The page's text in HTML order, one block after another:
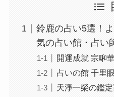
鈴鹿の占い5選！
気の占い館・占い
開運成就 宗啝
占いの館 千里
天淨一榮の鑑